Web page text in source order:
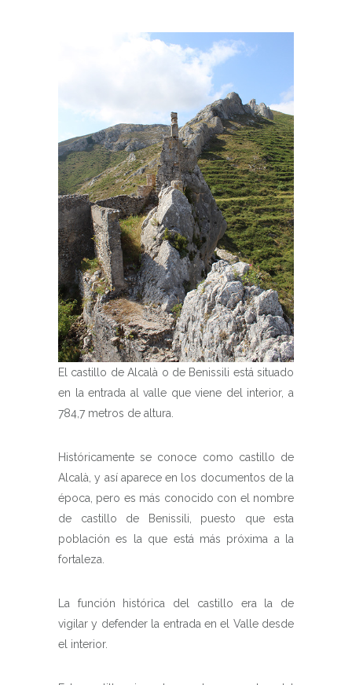
El castillo de Alcalà o de Benissili está situado
en la entrada al valle que viene del interior, a
784,7 metros de altura.
Históricamente se conoce como castillo de
Alcalà, y así aparece en los documentos de la
época, pero es más conocido con el nombre
de castillo de Benissili, puesto que esta
población es la que está más próxima a la
fortaleza.
La función histórica del castillo era la de
vigilar y defender la entrada en el Valle desde
el interior.